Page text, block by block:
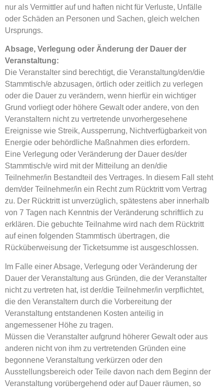
nur als Vermittler auf und haften nicht für Verluste, Unfälle
oder Schäden an Personen und Sachen, gleich welchen
Ursprungs.
Absage, Verlegung oder Änderung der Dauer der
Veranstaltung:
Die Veranstalter sind berechtigt, die Veranstaltung/den/die
Stammtisch/e abzusagen, örtlich oder zeitlich zu verlegen
oder die Dauer zu verändern, wenn hierfür ein wichtiger
Grund vorliegt oder höhere Gewalt oder andere, von den
Veranstaltern nicht zu vertretende unvorhergesehene
Ereignisse wie Streik, Aussperrung, Nichtverfügbarkeit von
Energie oder behördliche Maßnahmen dies erfordern.
Eine Verlegung oder Veränderung der Dauer des/der
Stammtisch/e wird mit der Mitteilung an den/die
Teilnehmer/in Bestandteil des Vertrages. In diesem Fall steht
dem/der Teilnehmer/in ein Recht zum Rücktritt vom Vertrag
zu. Der Rücktritt ist unverzüglich, spätestens aber innerhalb
von 7 Tagen nach Kenntnis der Veränderung schriftlich zu
erklären. Die gebuchte Teilnahme wird nach dem Rücktritt
auf einen folgenden Stammtisch übertragen, die
Rücküberweisung der Ticketsumme ist ausgeschlossen.
Im Falle einer Absage, Verlegung oder Veränderung der
Dauer der Veranstaltung aus Gründen, die der Veranstalter
nicht zu vertreten hat, ist der/die Teilnehmer/in verpflichtet,
die den Veranstaltern durch die Vorbereitung der
Veranstaltung entstandenen Kosten anteilig in
angemessener Höhe zu tragen.
Müssen die Veranstalter aufgrund höherer Gewalt oder aus
anderen nicht von ihm zu vertretenden Gründen eine
begonnene Veranstaltung verkürzen oder den
Ausstellungsbereich oder Teile davon nach dem Beginn der
Veranstaltung vorübergehend oder auf Dauer räumen, so